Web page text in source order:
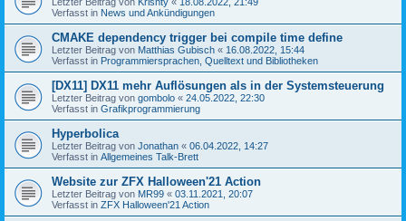
Verfasst in News und Ankündigungen
CMAKE dependency trigger bei compile time define
Letzter Beitrag von Matthias Gubisch « 16.08.2022, 15:44
Verfasst in Programmiersprachen, Quelltext und Bibliotheken
[DX11] DX11 mehr Auflösungen als in der Systemsteuerung
Letzter Beitrag von gombolo « 24.05.2022, 22:30
Verfasst in Grafikprogrammierung
Hyperbolica
Letzter Beitrag von Jonathan « 06.04.2022, 14:27
Verfasst in Allgemeines Talk-Brett
Website zur ZFX Halloween'21 Action
Letzter Beitrag von MR99 « 03.11.2021, 20:07
Verfasst in ZFX Halloween'21 Action